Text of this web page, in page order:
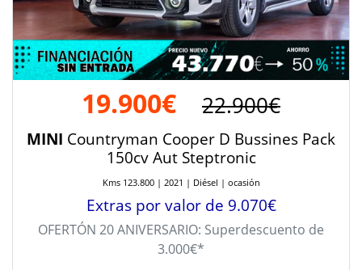
19.900€ 22.900€
MINI Countryman Cooper D Bussines Pack
150cv Aut Steptronic
Kms 123.800 | 2021 | Diésel | ocasión
Extras por valor de 9.070€
OFERTÓN 20 ANIVERSARIO: Superdescuento de
3.000€*